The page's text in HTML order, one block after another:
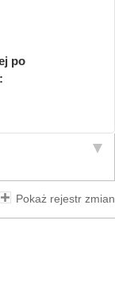
po
Pokaż rejestr zmian